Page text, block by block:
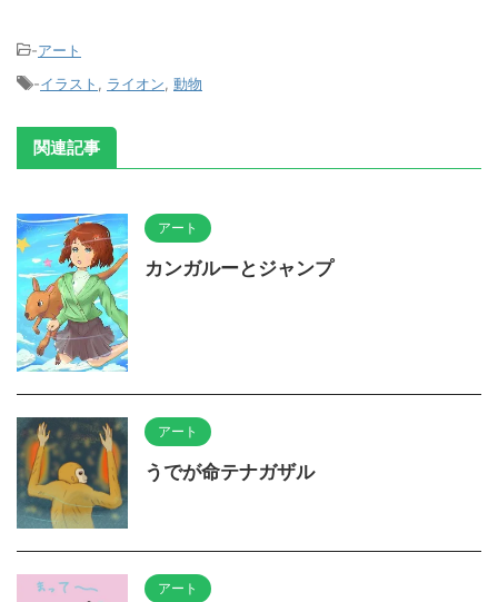
-アート
-イラスト ライオン 動物
関連記事
アート
カンガルーとジャンプ
アート
うでが命テナガザル
アート